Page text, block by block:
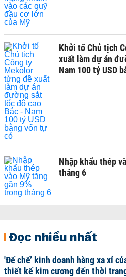
Khởi tố Chủ tịch
xuất làm dự án
Nam 100 tỷ USD
Nhập khẩu thép
tháng 6
Đọc nhiều nhất
'Đế chế’ kinh doanh hàng xa xỉ
thiết kế kim cương đến thời